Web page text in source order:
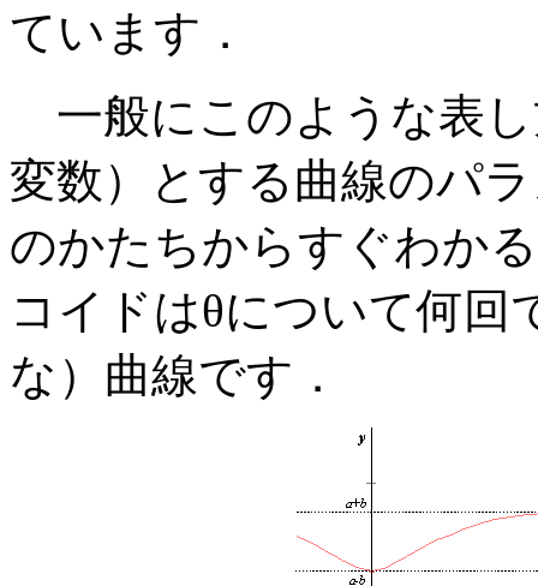
ています．
一般にこのような表
変数）とする曲線のパ
のかたちからすぐわか
コイドはθについて何回
な）曲線です．